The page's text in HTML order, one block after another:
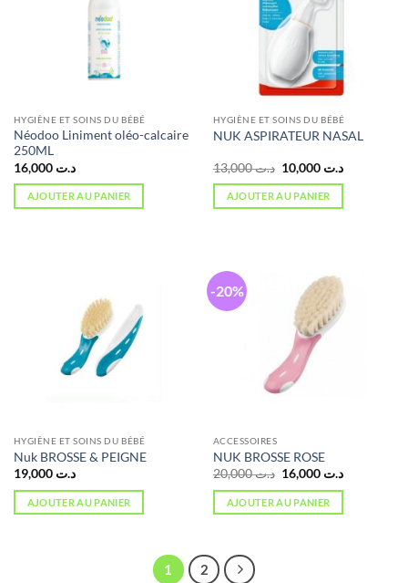
HYGIÈNE ET SOINS DU BÉBÉ
Néodoo Liniment oléo-calcaire
250ML
د.ت 16,000
AJOUTER AU PANIER
HYGIÈNE ET SOINS DU BÉBÉ
NUK ASPIRATEUR NASAL
د.ت13,000
Le
prix
initial
était :
د.ت 13,000.
د.ت 10,000
Le
AJOUTER AU PANIER
HYGIÈNE ET SOINS DU BÉBÉ
Nuk BROSSE & PEIGNE
د.ت 19,000
AJOUTER AU PANIER
-20%
ACCESSOIRES
NUK BROSSE ROSE
د.ت20,000
Le
prix
initial
était :
د.ت 16,000
Le
AJOUTER AU PANIER
1 2